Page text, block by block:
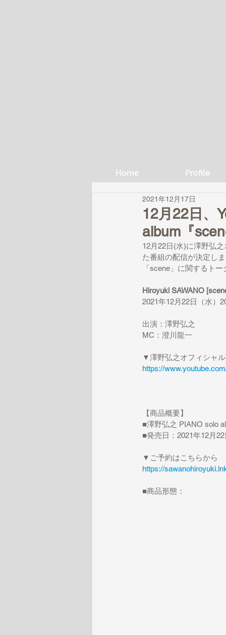
Home Profile
12月22日、
album『
2021年12月17日
12月22日(水)に澤野弘
た番組の配信が決定しま
「scene」に関するト
Hiroyuki SAWANO
2021年12月22日（水）
出演：澤野弘之
MC：澄川龍一
▼澤野弘之オフィシャル
https://
【商品概要】
■澤野弘之 PIANO solo
■発売日：2021年12月22
▼ご予約はこちらから
https://
■商品形態：